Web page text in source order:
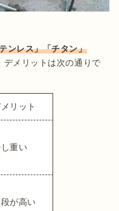
ンレス」「チタン」
メリットは次の通りで
リット
重い
が高い